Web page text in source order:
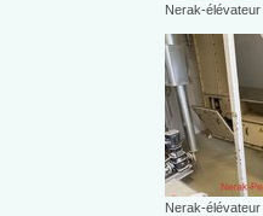
Nerak-
Nerak-